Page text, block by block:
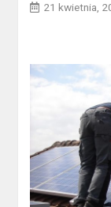
21 kwietnia,